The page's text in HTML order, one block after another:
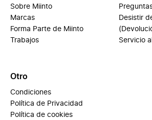
Sobre Miinto
Marcas
Forma Parte de Miinto
Trabajos
Desistir
Servicio
Otro
Condiciones
Política de Privacidad
Política de cookies